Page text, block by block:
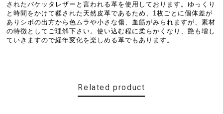
されたバケッタレザーと言われる革を使用しております。ゆっくり
と時間をかけて鞣された天然皮革であるため、1枚ごとに個体差が
ありシボの出方から色ムラや小さな傷、血筋がみられますが、素材
の特徴としてご理解下さい。使い込む程に柔らかくなり、艶も増し
ていきますので経年変化を楽しめる革でもあります。
Related product